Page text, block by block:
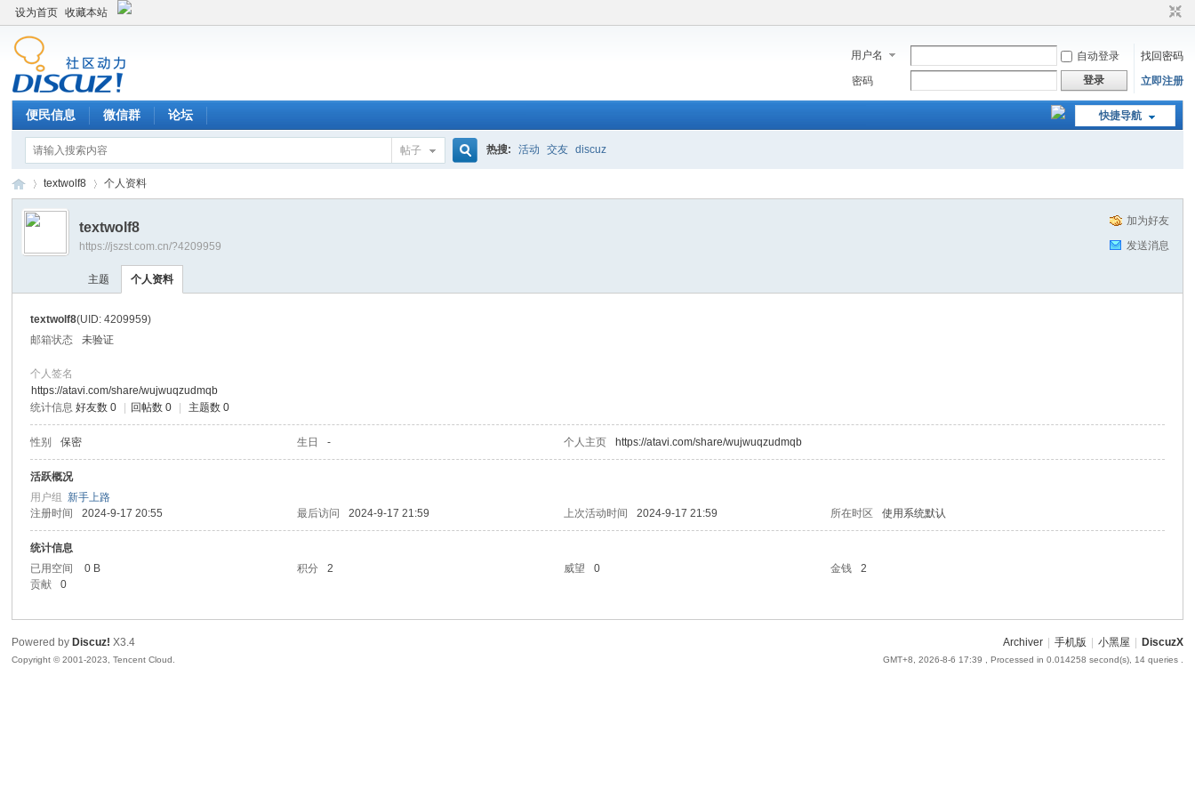
设为首页 收藏本站
用户名 自动登录
找回密码
密码
登录 立即注册
快捷导航
便民信息 微信群 论坛
帖子 热搜: 活动 交友 discuz
›
textwolf8 个人资料
加为好友
发送消息
textwolf8
https://jszst.com.cn/?4209959
主题 个人资料
textwolf8(UID: 4209959)
邮箱状态
未验证
个人签名
https://atavi.com/share/wujwuqzudmqb
统计信息 好友数 0 回帖数 0 主题数 0
性别 保密 生日 - 个人主页 https://atavi.com/share/wujwuqzudmqb
活跃概况
用户组新手上路
注册时间
2024-9-17 20:55 最后访问 2024-9-17 21:59 上次活动时间 2024-9-17 21:59 所在时区 使用系统默认
统计信息
已用空间
0 B 积分 2 威望 0 金钱
2
贡献
0
Archiver 手机版 小黑屋 DiscuzX
GMT+8, 2026-8-6 17:39 , Processed in 0.014258 second(s), 14 queries .
Powered by Discuz! X3.4
Copyright © 2001-2023, Tencent Cloud.